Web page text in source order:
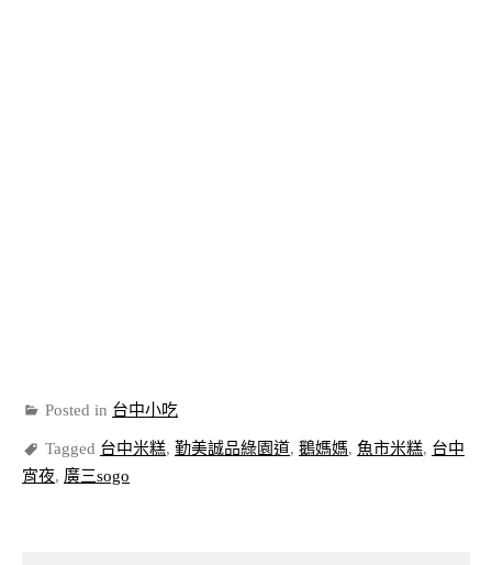
Posted in 台中小吃
Tagged 台中米糕, 勤美誠品綠園道, 鵝媽媽, 魚市米糕, 台中
宵夜, 廣三sogo